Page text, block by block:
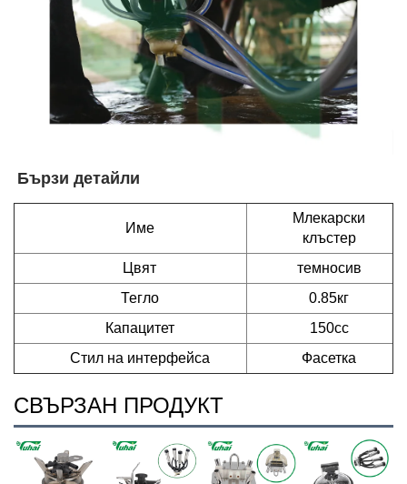
Бързи детайли
Име
Млекарски
клъстер
Цвят
темносив
Тегло
0.85кг
Капацитет
150cc
Стил на интерфейса
Фасетка
СВЪРЗАН ПРОДУКТ